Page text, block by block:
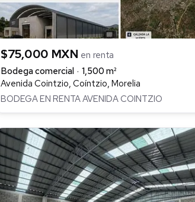
$75,000 MXN en renta
Bodega comercial
1,500 m²
Avenida Cointzio, Coíntzio, Morelia
BODEGA EN RENTA AVENIDA COINTZIO